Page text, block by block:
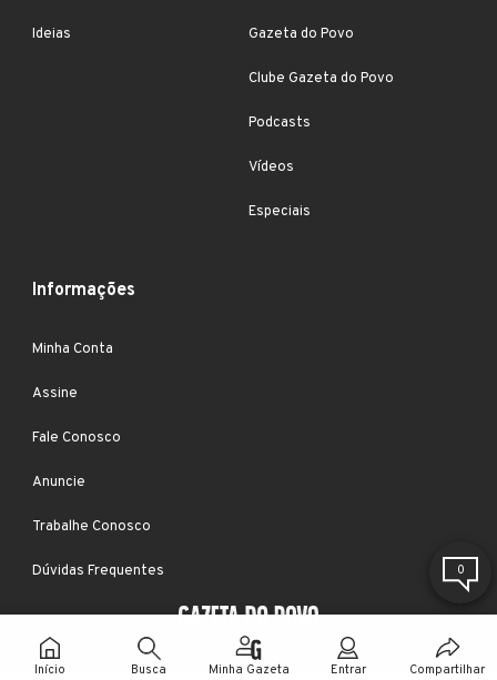
Ideias Gazeta do Povo
Clube Gazeta do Povo
Podcasts
Vídeos
Especiais
Informações
Minha Conta
Assine
Fale Conosco
Anuncie
Trabalhe Conosco
Dúvidas Frequentes 0
Início Busca Minha Gazeta Entrar Compartilhar